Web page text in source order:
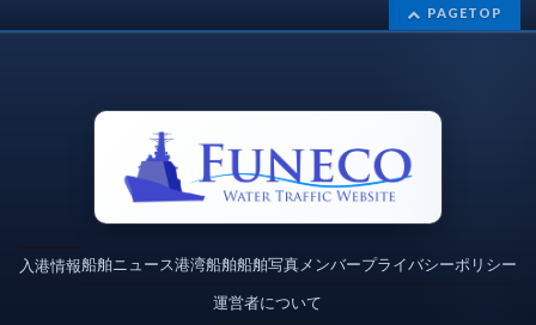
PAGETOP
入港情報船舶ニュース港湾船舶船舶写真メンバープライバシーポリシー
運営者について